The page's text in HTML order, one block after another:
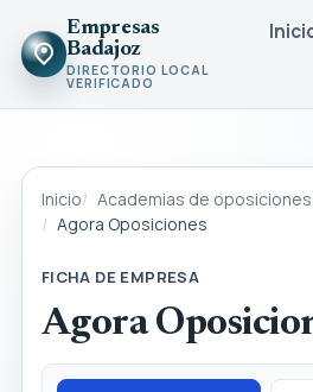
Empresas
Badajoz
DIRECTORIO LOCAL
VERIFICADO
Inicio
Academias de
Agora Oposiciones
FICHA DE EMPRESA
Agora